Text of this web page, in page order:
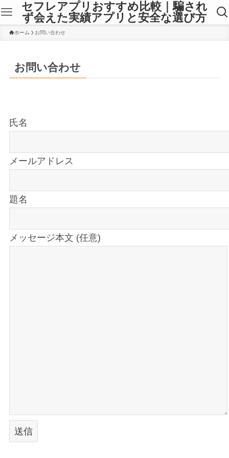
セフレアプリおすすめ比較｜騙され
ず会えた実績アプリと安全な選び方
ホーム お問い合わせ
お問い合わせ
氏名
メールアドレス
題名
メッセージ本文 (任意)